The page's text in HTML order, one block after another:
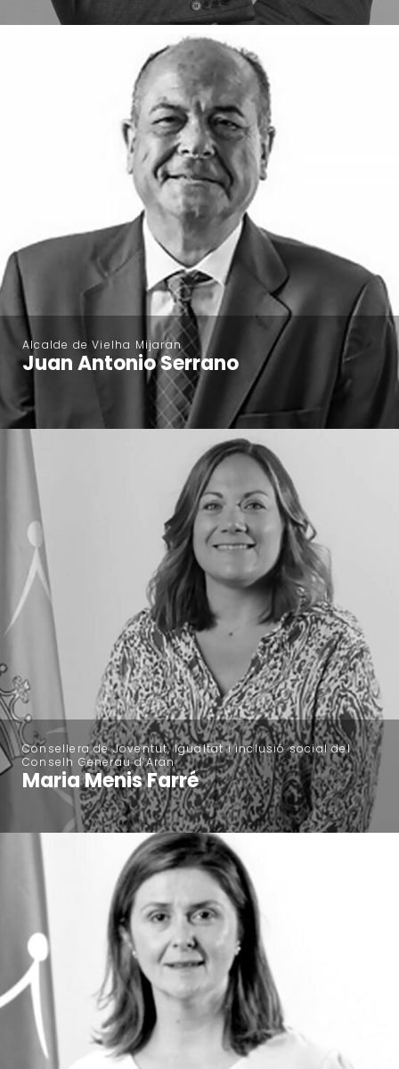
Alcalde de Vielha Mijaran
Juan Antonio Serrano
Consellera de Joventut, Igualtat i inclusió social del
Conselh Generau d’Aran
Maria Menis Farré